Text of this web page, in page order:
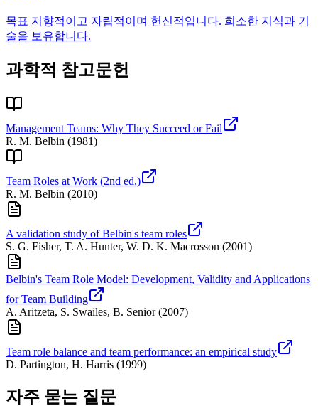
목표 지향적이고 자립적이며 헌신적입니다. 희소한 지식과 기
술을 보유합니다.
과학적 참고문헌
Management Teams: Why They Succeed or Fail
R. M. Belbin (1981)
Team Roles at Work (2nd ed.)
R. M. Belbin (2010)
A validation study of Belbin's team roles
S. G. Fisher, T. A. Hunter, W. D. K. Macrosson (2001)
Belbin's Team Role Model: Development, Validity and Applications
for Team Building
A. Aritzeta, S. Swailes, B. Senior(2007)
Team role balance and team performance: an empirical study
D. Partington, H. Harris (1999)
자주 묻는 질문